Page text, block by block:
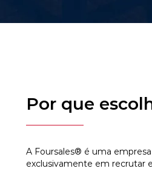
Por que
A Foursales® é uma
exclusivamente em recrutar